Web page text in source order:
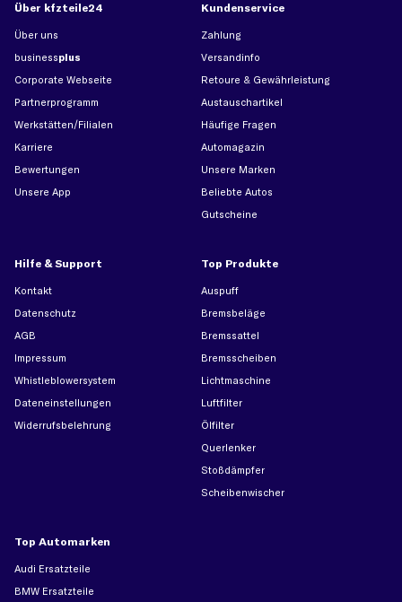
Über kfzteile24
Über uns
businessplus
Corporate Webseite
Partnerprogramm
Werkstätten/Filialen
Karriere
Bewertungen
Unsere App
Kundenservice
Zahlung
Versandinfo
Retoure & Gewährleistung
Austauschartikel
Häufige Fragen
Automagazin
Unsere Marken
Beliebte Autos
Gutscheine
Hilfe & Support
Kontakt
Datenschutz
AGB
Impressum
Whistleblowersystem
Dateneinstellungen
Widerrufsbelehrung
Top Produkte
Auspuff
Bremsbeläge
Bremssattel
Bremsscheiben
Lichtmaschine
Luftfilter
Ölfilter
Querlenker
Stoßdämpfer
Scheibenwischer
Top Automarken
Audi Ersatzteile
BMW Ersatzteile